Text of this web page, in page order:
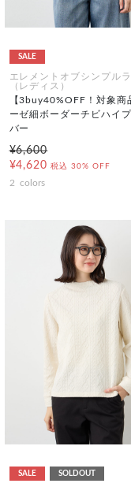
SALE
エレメントオブシンプル
（レディス）
【3buy40%OFF！対象商
ーゼ細ボーダーチビハイ
バー
¥6,600
¥4,620 税込 30% OFF
2 colors
SALE SOLDOUT